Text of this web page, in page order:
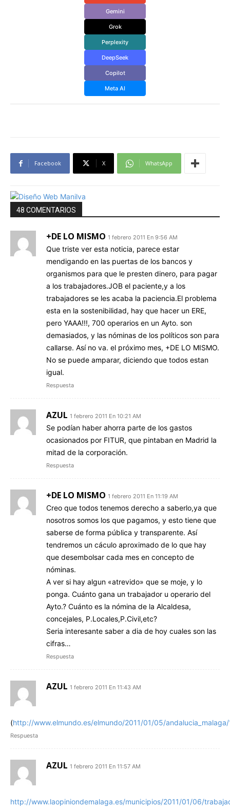
Gemini
Grok
Perplexity
DeepSeek
Copilot
Meta AI
Facebook X WhatsApp
48 COMENTARIOS
+DE LO MISMO 1 febrero 2011 En 9:56 AM
Que triste ver esta noticia, parece estar
mendigando en las puertas de los bancos y
organismos para que le presten dinero, para pagar
a los trabajadores.JOB el paciente,y a los
trabajadores se les acaba la paciencia.El problema
esta en la sostenibilidad, hay que hacer un ERE,
pero YAAA!!!, 700 operarios en un Ayto. son
demasiados, y las nóminas de los políticos son para
callarse. Así no va. el próximo mes, +DE LO MISMO.
No se puede amparar, diciendo que todos estan
igual.
Respuesta
AZUL 1 febrero 2011 En 10:21 AM
Se podían haber ahorra parte de los gastos
ocasionados por FITUR, que pintaban en Madrid la
mitad de la corporación.
Respuesta
+DE LO MISMO 1 febrero 2011 En 11:19 AM
Creo que todos tenemos derecho a saberlo,ya que
nosotros somos los que pagamos, y esto tiene que
saberse de forma pública y transparente. Así
tendremos un cáculo aproximado de lo que hay
que desembolsar cada mes en concepto de
nóminas.
A ver si hay algun «atrevido» que se moje, y lo
ponga. Cuánto gana un trabajador u operario del
Ayto.? Cuánto es la nómina de la Alcaldesa,
concejales, P.Locales,P.Civil,etc?
Seria interesante saber a dia de hoy cuales son las
cifras…
Respuesta
AZUL 1 febrero 2011 En 11:43 AM
(http://www.elmundo.es/elmundo/2011/01/05/
Respuesta
AZUL 1 febrero 2011 En 11:57 AM
http://www.laopiniondemalaga.es/municipios/2011/01/06/